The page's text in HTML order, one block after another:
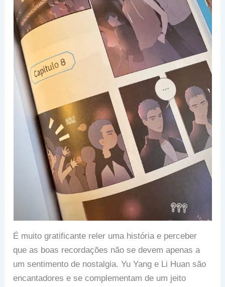
É muito gratificante reler uma história e perceber
que as boas recordações não se devem apenas a
um sentimento de nostalgia. Yu Yang e Li Huan são
encantadores e se complementam de um jeito